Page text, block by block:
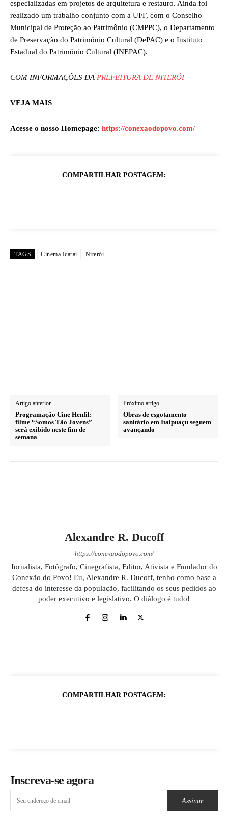
especializadas em projetos de arquitetura e restauro. Ainda foi
realizado um trabalho conjunto com a UFF, com o Conselho
Municipal de Proteção ao Patrimônio (CMPPC), o Departamento
de Preservação do Patrimônio Cultural (DePAC) e o Instituto
Estadual do Patrimônio Cultural (INEPAC).
COM INFORMAÇÕES DA PREFEITURA DE NITERÓI
VEJA MAIS
Acesse o nosso Homepage: https://conexaodopovo.com/
COMPARTILHAR POSTAGEM:
TAGS Cinema Icaraí Niterói
Artigo anterior
Programação Cine Henfil:
filme “Somos Tão Jovens”
será exibido neste fim de
semana
Próximo artigo
Obras de esgotamento
sanitário em Itaipuaçu seguem
avançando
Alexandre R. Ducoff
https://conexaodopovo.com/
Jornalista, Fotógrafo, Cinegrafista, Editor, Ativista e Fundador do
Conexão do Povo! Eu, Alexandre R. Ducoff, tenho como base a
defesa do interesse da população, facilitando os seus pedidos ao
poder executivo e legislativo. O diálogo é tudo!
COMPARTILHAR POSTAGEM:
Inscreva-se agora
Assinar